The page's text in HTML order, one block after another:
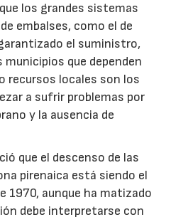
los grandes sistemas
embalses, como el de
el suministro,
que dependen
recursos locales son los
a sufrir problemas por
y la ausencia de
que el descenso de las
pirenaica está siendo el
1970, aunque ha matizado
debe interpretarse con